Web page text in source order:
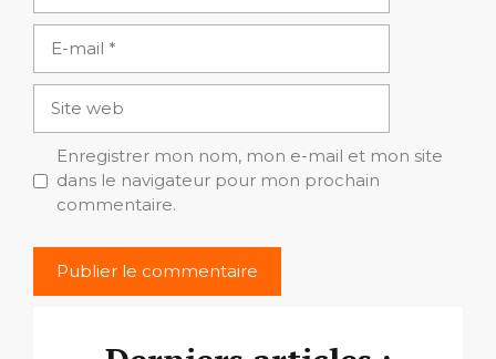
mail
web
Enregistrer mon nom, mon e-mail et mon site
dans le navigateur pour mon prochain
commentaire.